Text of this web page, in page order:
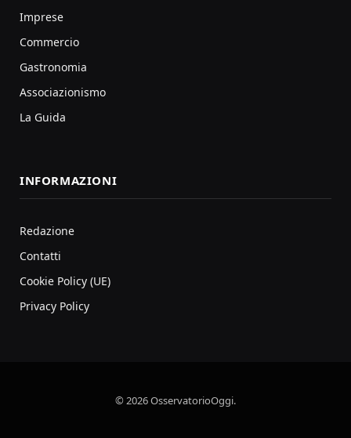
Imprese
Commercio
Gastronomia
Associazionismo
La Guida
INFORMAZIONI
Redazione
Contatti
Cookie Policy (UE)
Privacy Policy
© 2026 OsservatorioOggi.